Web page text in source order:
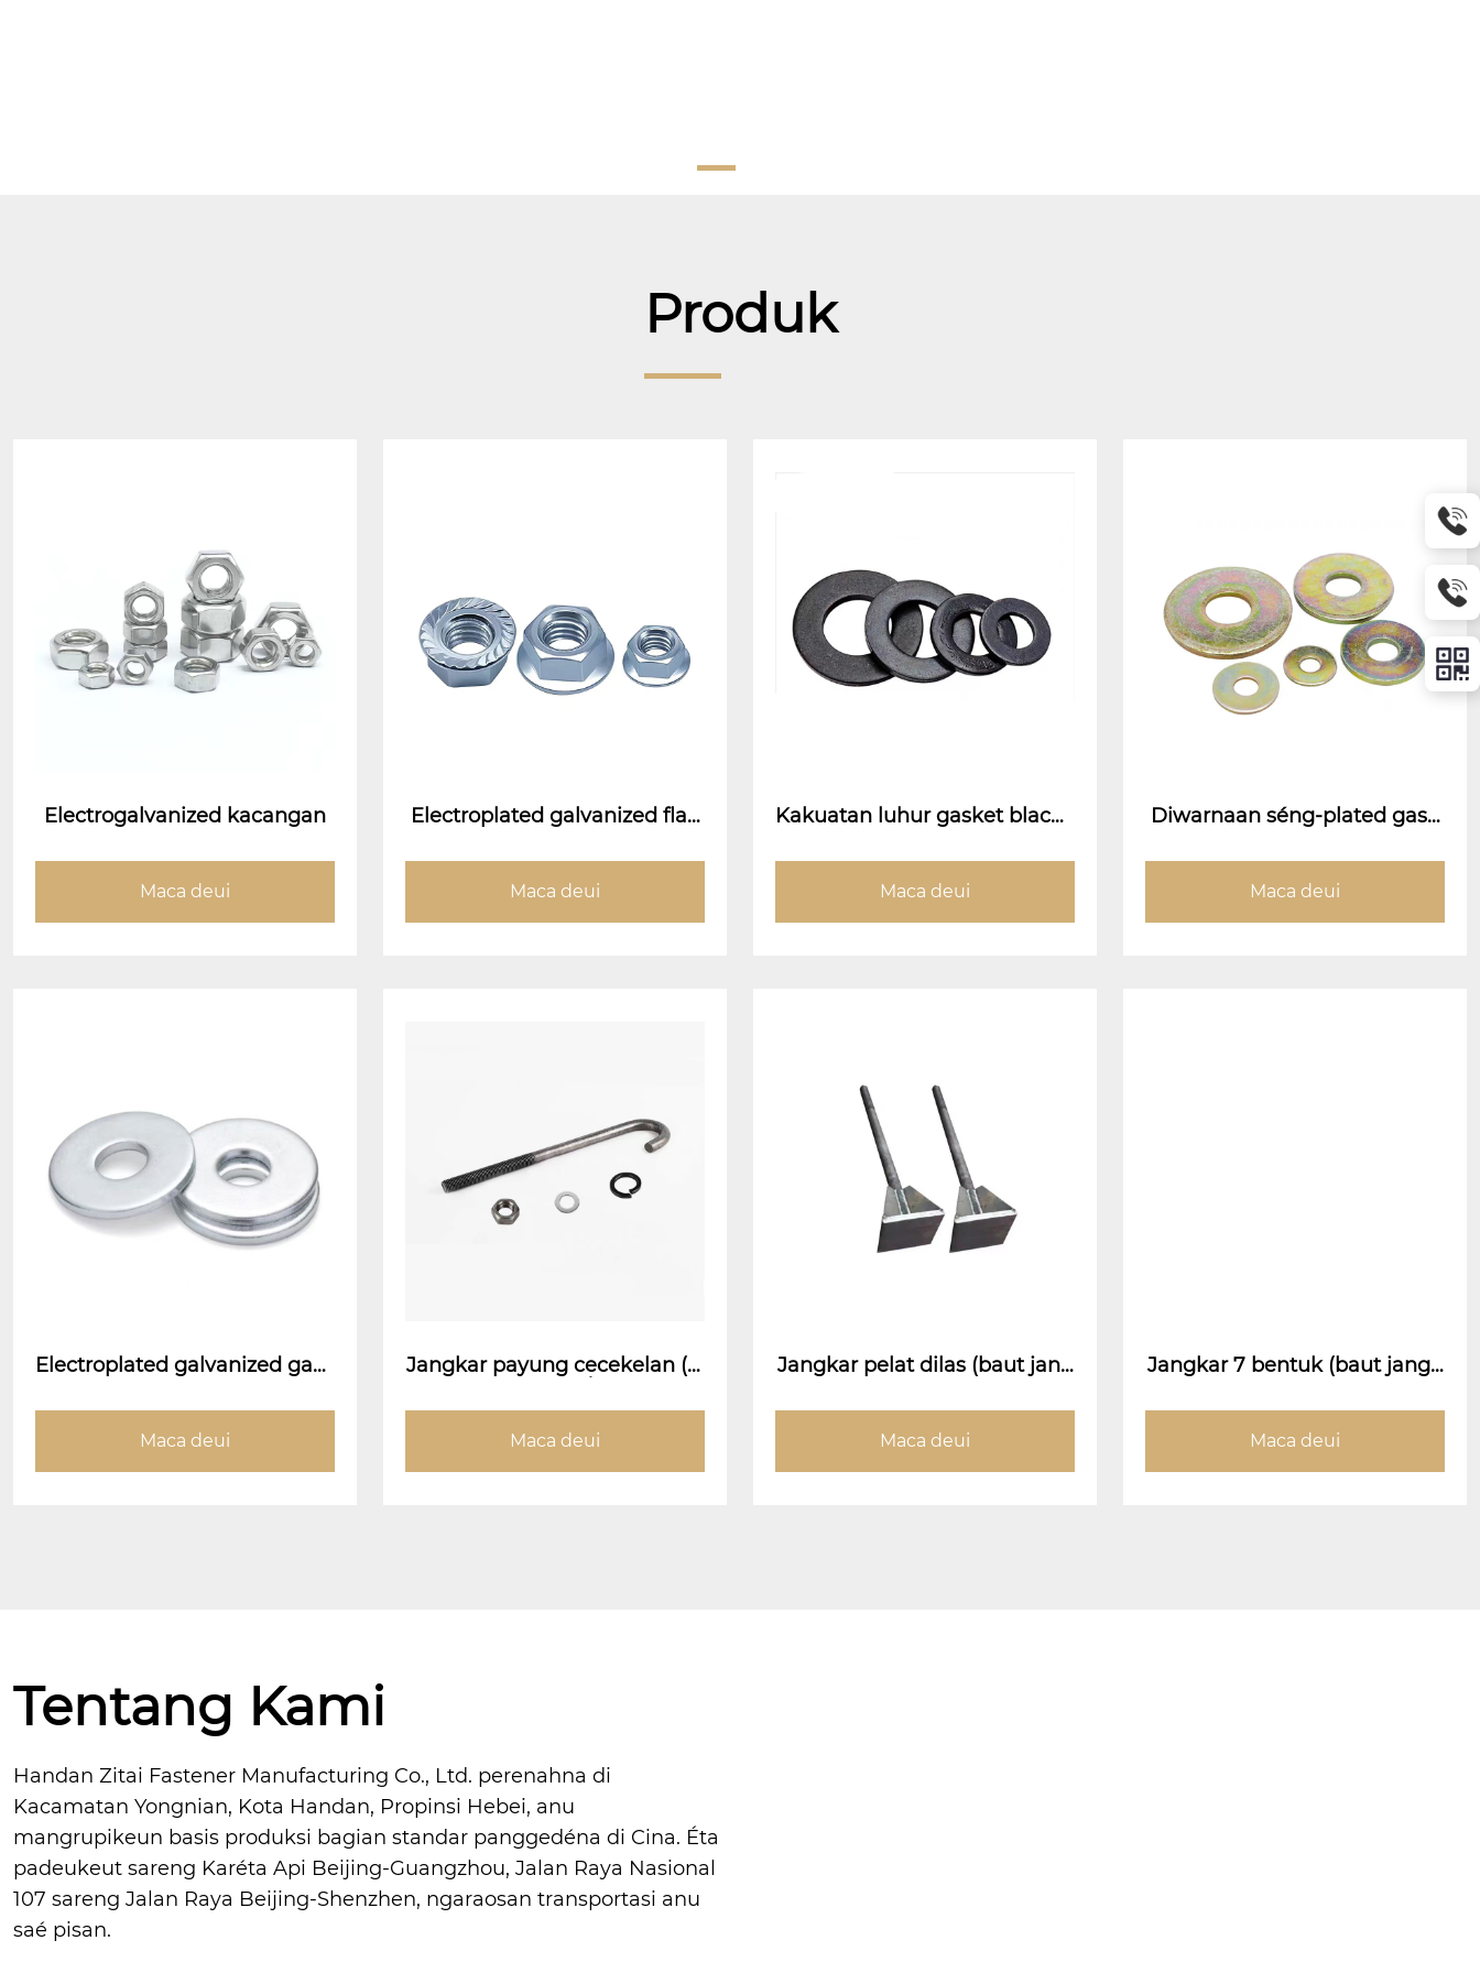
Produk
Electrogalvanized kacangan
Maca deui
Electroplated galvanized flan
Maca deui
Kakuatan luhur gasket blacke
Maca deui
Diwarnaan séng-plated gask
Maca deui
Electroplated galvanized gask
Maca deui
Jangkar payung cecekelan (J-
ekelan embedded baud)
Maca deui
Jangkar pelat dilas (baut jang
Maca deui
Jangkar 7 bentuk (baut jangk
Maca deui
Tentang Kami
Handan Zitai Fastener Manufacturing Co., Ltd. perenahna di
Kacamatan Yongnian, Kota Handan, Propinsi Hebei, anu
mangrupikeun basis produksi bagian standar panggedéna di Cina. Éta
padeukeut sareng Karéta Api Beijing-Guangzhou, Jalan Raya Nasional
107 sareng Jalan Raya Beijing-Shenzhen, ngaraosan transportasi anu
saé pisan.